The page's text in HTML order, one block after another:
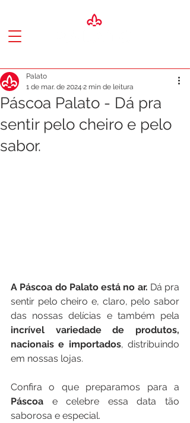
Páscoa Palato - Dá pra
sentir pelo cheiro e pelo
sabor.
Palato
1 de mar. de 2024 2 min de leitura
A Páscoa do Palato está no ar. Dá pra
sentir pelo cheiro e, claro, pelo sabor
incrível variedade de produtos,
nacionais e importados, distribuindo
em nossas lojas.
Páscoa e celebre essa data tão
saborosa e especial.